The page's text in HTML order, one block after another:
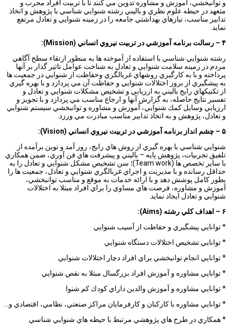
و توانبخشي، آموزش و مشاوره تدوين مي كنند تا با تربيت افراد مجرب و
متعهد در حيطه علوم نظري و باليني رشته شنوايي شناسي با پژوهش و اتخاذ
تدابير مناسب، نيازهاي بهداشتي جامعه را در زمينه شنوايي و تعادل مرتفع
نمايد.
۴ – رسالت برنامه آموزشي در تربيت نيروي انساني (Mission)
:
رشته شنوايي شناسي با استفاده از آموخته ها به منظور ارتقاء سطح آگاهي
مردم در زمينه سلامت شنوايي و تعادل به شناخت عوامل تاثير گذار بر آنها
پرداخته و با به كارگيري روشهاي غربالگري وحفاظت از شنوايي در جمعيت ها
به پيشگيري از بروز اختلالات شنوايي و حفاظت آن مي پردازد و با بهره گيري
از تكنيكهاي رايج باليني به ارزيابي و تشخيص مشكلات شنوايي و تعادل و
تفسير نتايج حاصله، به گزارش آنها و ارجاع مناسب مي پردازد و با تجويز و
ارزيابي وسايل كمك شنوايي، آموزش و مشاوره و توانبخشي سيستم شنوايي
و تعادل، پژوهش و به اتخاذ تدابير مناسب مبادرت مي ورزد.
۵ – چشم انداز برنامه آموزشي در تربيت نيروي انساني (Vision)
:
شنوايي شناسي با بهره گيري از روش هاي رايج، روز آمد و نوين برآمده از
تلفيق تجربيات، پژوهش پايه – باليني و پيشرفت هاي فن آوري، ضمن همكاري
با ساير تخصص ها (Team work)؛ سن تشخيص مشكل شنوايي و تعادل را به
حداقل رسانده و با مديريت و اجراي غربالگري شنوايي و تعادل، جمعيت ها را
بطور كامل پوشش دهد و با ارائه خدمات به موقع و مناسب توانبخشي،
آموزش و مشاوره، فرصت هاي مساوي را براي افراد مبتلا به اختلالات
شنوايي و تعادل ايجاد نمايد.
۶ – اهداف كلي رشته (Aims)
:
* توانايي پيشگيري و حفاظت از آسيب شنوايي
* توانايي تشخيص اختلالات دستگاه شنوايي
* توانايي انجام توانبخشي براي افراد دچار اختلالات شنوايي
* توانايي مشاوره و آموزش افراد بزرگسال مبتلا به نقص شنوايي
* توانايي مشاوره و آموزش والدين داراي كودك كم شنوا
* توانايي مشاوره با كاركنان و كارفرمايان مراكز صنعتي، نظامي، اقتصادي و…
* همكاري در طرح هاي پژوهشي مرتبط با حيطه هاي شنوايي شناسي